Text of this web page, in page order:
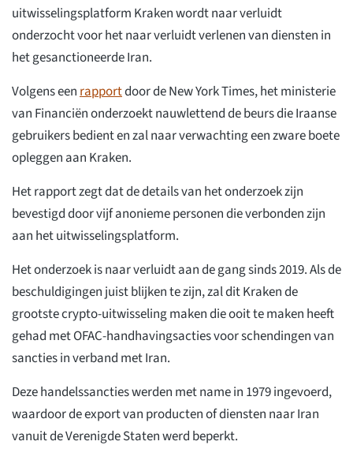
uitwisselingsplatform Kraken wordt naar verluidt
onderzocht voor het naar verluidt verlenen van diensten in
het gesanctioneerde Iran.
Volgens eenrapportdoor de New York Times, het ministerie
van Financiën onderzoekt nauwlettend de beurs die Iraanse
gebruikers bedient en zal naar verwachting een zware boete
opleggen aan Kraken.
Het rapport zegt dat de details van het onderzoek zijn
bevestigd door vijf anonieme personen die verbonden zijn
aan het uitwisselingsplatform.
Het onderzoek is naar verluidt aan de gang sinds 2019. Als de
beschuldigingen juist blijken te zijn, zal dit Kraken de
grootste crypto-uitwisseling maken die ooit te maken heeft
gehad met OFAC-handhavingsacties voor schendingen van
sancties in verband met Iran.
Deze handelssancties werden met name in 1979 ingevoerd,
waardoor de export van producten of diensten naar Iran
vanuit de Verenigde Staten werd beperkt.